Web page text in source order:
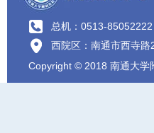
总机：0513-
西院区：南通市西寺
Copyright © 2018 南通大学